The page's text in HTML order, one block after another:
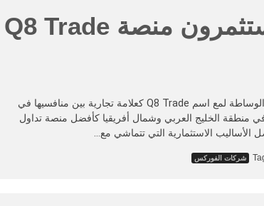
لماذا يفضل المستثمرون منصة Q8 Trade
في خضم المنافسات القوية بين شركات الوساطة لمع اسم Q8 Trade كعلامة تجارية بين منافسيها في
منطقة الخليج العربي وشمال أفريقيا كأفضل منصة تداول
الاستثمارية التي تتماشي مع…
شركات الفوركس